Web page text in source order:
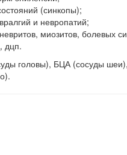
(синкопы);
и невропатий;
миозитов, болевых
дцп.
головы), БЦА (сосуды шеи),